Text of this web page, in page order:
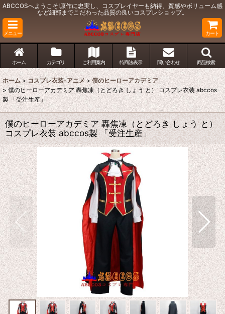
ABCCOSへようこそ!原作に忠実し、コスプレイヤーも納得、質感やボリューム感
など細部までこだわった品質の良いコスプレショップ。
メニュー カート
ホーム カテゴリ ご利用案内 特商法表示 問い合わせ 商品検索
ホーム > コスプレ衣装-アニメ > 僕のヒーローアカデミア
> 僕のヒーローアカデミア 轟焦凍（とどろき しょう と） コスプレ衣装 abccos
製 「受注生産」
僕のヒーローアカデミア 轟焦凍（とどろき しょう と）
コスプレ衣装 abccos製 「受注生産」